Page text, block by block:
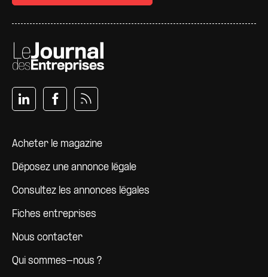
Pied de page
Acheter le magazine
Déposez une annonce légale
Consultez les annonces légales
Fiches entreprises
Nous contacter
Qui sommes-nous ?